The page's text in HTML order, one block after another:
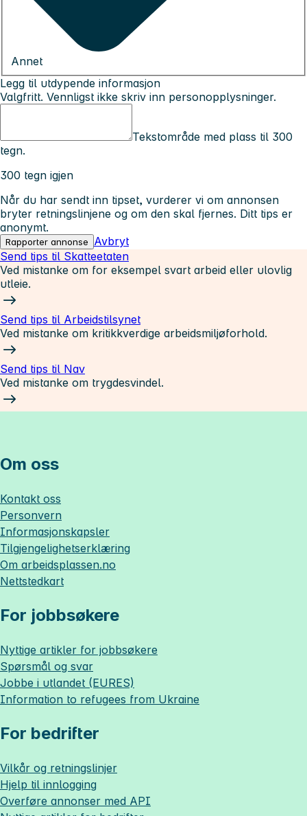
Annet
Legg til utdypende informasjon
Valgfritt. Vennligst ikke skriv inn personopplysninger.
Tekstområde med plass til 300
tegn.
300 tegn igjen
Når du har sendt inn tipset, vurderer vi om annonsen
bryter retningslinjene og om den skal fjernes. Ditt tips er
anonymt.
Rapporter annonse
Avbryt
Send tips til Skatteetaten
Ved mistanke om for eksempel svart arbeid eller ulovlig
utleie.
Send tips til Arbeidstilsynet
Ved mistanke om kritikkverdige arbeidsmiljøforhold.
Send tips til Nav
Ved mistanke om trygdesvindel.
Om oss
Kontakt oss
Personvern
Informasjonskapsler
Tilgjengelighetserklæring
Om arbeidsplassen.no
Nettstedkart
For jobbsøkere
Nyttige artikler for jobbsøkere
Spørsmål og svar
Jobbe i utlandet (EURES)
Information to refugees from Ukraine
For bedrifter
Vilkår og retningslinjer
Hjelp til innlogging
Overføre annonser med API